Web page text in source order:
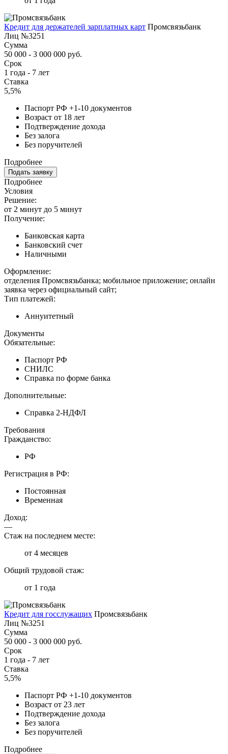
Кредит для держателей зарплатных карт Промсвязьбанк
Лиц №3251
Сумма
50 000 - 3 000 000 руб.
Срок
1 года - 7 лет
Ставка
5,5%
Паспорт РФ +1-10 документов
Возраст от 18 лет
Подтверждение дохода
Без залога
Без поручителей
Подробнее
Подать заявку
Подробнее
Условия
Решение:
от 2 минут до 5 минут
Получение:
Банковская карта
Банковский счет
Наличными
Оформление:
отделения Промсвязьбанка; мобильное приложение; онлайн
заявка через официальный сайт;
Тип платежей:
Аннуитетный
Документы
Обязательные:
Паспорт РФ
СНИЛС
Справка по форме банка
Дополнительные:
Справка 2-НДФЛ
Требования
Гражданство:
РФ
Регистрация в РФ:
Постоянная
Временная
Доход:
—
Стаж на последнем месте:
от 4 месяцев
Общий трудовой стаж:
от 1 года
Кредит для госслужащих Промсвязьбанк
Лиц №3251
Сумма
50 000 - 3 000 000 руб.
Срок
1 года - 7 лет
Ставка
5,5%
Паспорт РФ +1-10 документов
Возраст от 23 лет
Подтверждение дохода
Без залога
Без поручителей
Подробнее